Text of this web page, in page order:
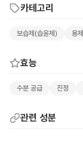
카테고리
보습제(습윤제) 용제
효능
수분 공급 진정
관련 성분